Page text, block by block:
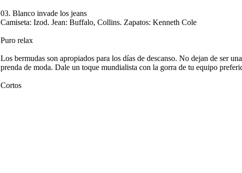
03. Blanco invade los jeans
Camiseta: Izod. Jean: Buffalo, Collins. Zapatos: Kenneth Cole
Puro relax
Los bermudas son apropiados para los días de descanso. No dejan de ser una
prenda de moda. Dale un toque mundialista con la gorra de tu equipo
Cortos